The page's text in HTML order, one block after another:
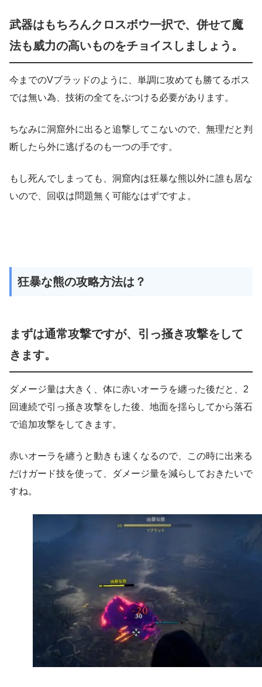
この動画を YouTube で視聴 .
武器はもちろんクロスボウ一択で、併せて魔
法も威力の高いものをチョイスしましょう。
今までのVブラッドのように、単調に攻めても勝てるボス
では無い為、技術の全てをぶつける必要があります。
ちなみに洞窟外に出ると追撃してこないので、無理だと判
断したら外に逃げるのも一つの手です。
もし死んでしまっても、洞窟内は狂暴な熊以外に誰も居な
いので、回収は問題無く可能なはずですよ。
狂暴な熊の攻略方法は？
まずは通常攻撃ですが、引っ掻き攻撃をして
きます。
ダメージ量は大きく、体に赤いオーラを纏った後だと、2
回連続で引っ掻き攻撃をした後、地面を揺らしてから落石
で追加攻撃をしてきます。
赤いオーラを纏うと動きも速くなるので、この時に出来る
だけガード技を使って、ダメージ量を減らしておきたいで
すね。